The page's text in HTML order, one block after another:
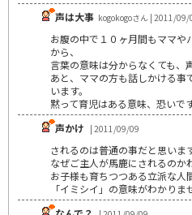
声は大事 kogokogoさん | 2011/09/
お腹の中で１０ヶ月間もママ
から、
言葉の意味は分からなくても、
あと、ママの方も話しかける事
います。
黙って育児はある意味、恐いです
声かけ | 2011/09/09
されるのは普通の事だと思いま
なぜご主人が馬鹿にされるのか
お子様も育ちつつある立派な人
「イミシイ」の意味がわかりま